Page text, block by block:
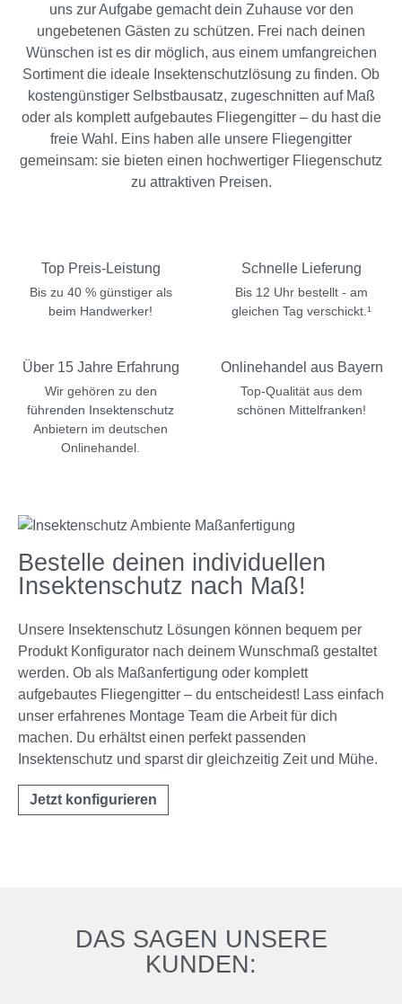
uns zur Aufgabe gemacht dein Zuhause vor den
ungebetenen Gästen zu schützen. Frei nach deinen
Wünschen ist es dir möglich, aus einem umfangreichen
Sortiment die ideale Insektenschutzlösung zu finden. Ob
kostengünstiger Selbstbausatz, zugeschnitten auf Maß
oder als komplett aufgebautes Fliegengitter – du hast die
freie Wahl. Eins haben alle unsere Fliegengitter
gemeinsam: sie bieten einen hochwertiger Fliegenschutz
zu attraktiven Preisen.
Top Preis-Leistung
Bis zu 40 % günstiger als
beim Handwerker!
Schnelle Lieferung
Bis 12 Uhr bestellt - am
gleichen Tag verschickt.¹
Über 15 Jahre Erfahrung
Wir gehören zu den
führenden Insektenschutz
Anbietern im deutschen
Onlinehandel.
Onlinehandel aus Bayern
Top-Qualität aus dem
schönen Mittelfranken!
Bestelle deinen individuellen
Insektenschutz nach Maß!
Unsere Insektenschutz Lösungen können bequem per
Produkt Konfigurator nach deinem Wunschmaß gestaltet
werden. Ob als Maßanfertigung oder komplett
aufgebautes Fliegengitter – du entscheidest! Lass einfach
unser erfahrenes Montage Team die Arbeit für dich
machen. Du erhältst einen perfekt passenden
Insektenschutz und sparst dir gleichzeitig Zeit und Mühe.
Jetzt konfigurieren
DAS SAGEN UNSERE
KUNDEN: